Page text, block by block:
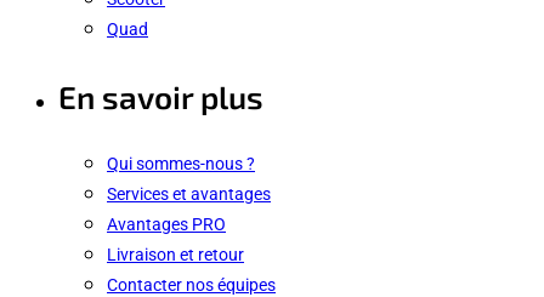
Quad
En savoir plus
Qui sommes-nous ?
Services et avantages
Avantages PRO
Livraison et retour
Contacter nos équipes